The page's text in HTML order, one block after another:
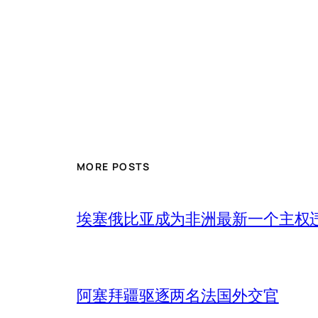
MORE POSTS
埃塞俄比亚成为非洲最新一个主权
阿塞拜疆驱逐两名法国外交官